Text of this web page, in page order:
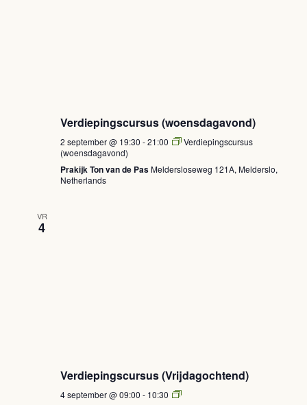
Verdiepingscursus (woensdagavond)
2 september @ 19:30 -21:00
Verdiepingscursus
(woensdagavond)
Prakijk Ton van de PasMeldersloseweg 121A, Melderslo,
Netherlands
VR
4
Verdiepingscursus (Vrijdagochtend)
4 september @ 09:00 - 10:30
Verdiepingscursus